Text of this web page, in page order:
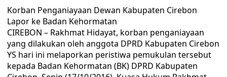
Korban Penganiayaan Dewan Kabupaten Cirebon
Lapor ke Badan Kehormatan
CIREBON – Rakhmat Hidayat, korban penganiayaan
yang dilakukan oleh anggota DPRD Kabupaten Cirebon
YS hari ini melaporkan peristiwa pemukulan tersebut
kepada Badan Kehormatan (BK) DPRD Kabupaten